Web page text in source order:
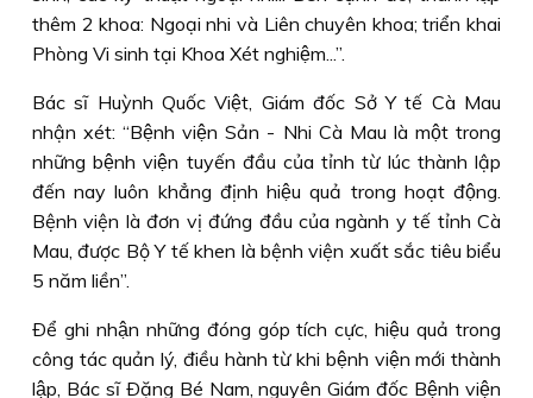
thêm 2 khoa: Ngoại nhi và Liên chuyên khoa; triển khai
Phòng Vi sinh tại Khoa Xét nghiệm...”.
Bác sĩ Huỳnh Quốc Việt, Giám đốc Sở Y tế Cà Mau
nhận xét: “Bệnh viện Sản - Nhi Cà Mau là một trong
những bệnh viện tuyến đầu của tỉnh từ lúc thành lập
đến nay luôn khẳng định hiệu quả trong hoạt động.
Bệnh viện là đơn vị đứng đầu của ngành y tế tỉnh Cà
Mau, được Bộ Y tế khen là bệnh viện xuất sắc tiêu biểu
5 năm liền”.
Ðể ghi nhận những đóng góp tích cực, hiệu quả trong
công tác quản lý, điều hành từ khi bệnh viện mới thành
lập, Bác sĩ Ðặng Bé Nam, nguyên Giám đốc Bệnh viện